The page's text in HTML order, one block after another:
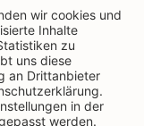
YouTube
auf Pinterest
auf LinkedIn